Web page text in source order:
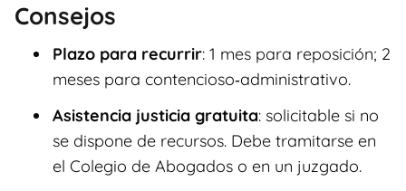
Consejos
Plazo para recurrir: 1 mes para reposición; 2
meses para contencioso‑administrativo.
Asistencia justicia gratuita: solicitable si no
se dispone de recursos. Debe tramitarse en
el Colegio de Abogados o en un juzgado.